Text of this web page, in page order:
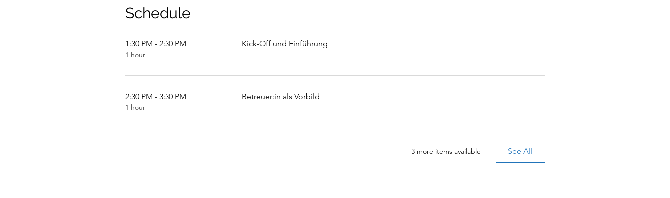
Schedule
1:30 PM - 2:30 PM
1 hour
Kick-Off und Einführung
2:30 PM - 3:30 PM
1 hour
Betreuer:in als Vorbild
3 more items available See All